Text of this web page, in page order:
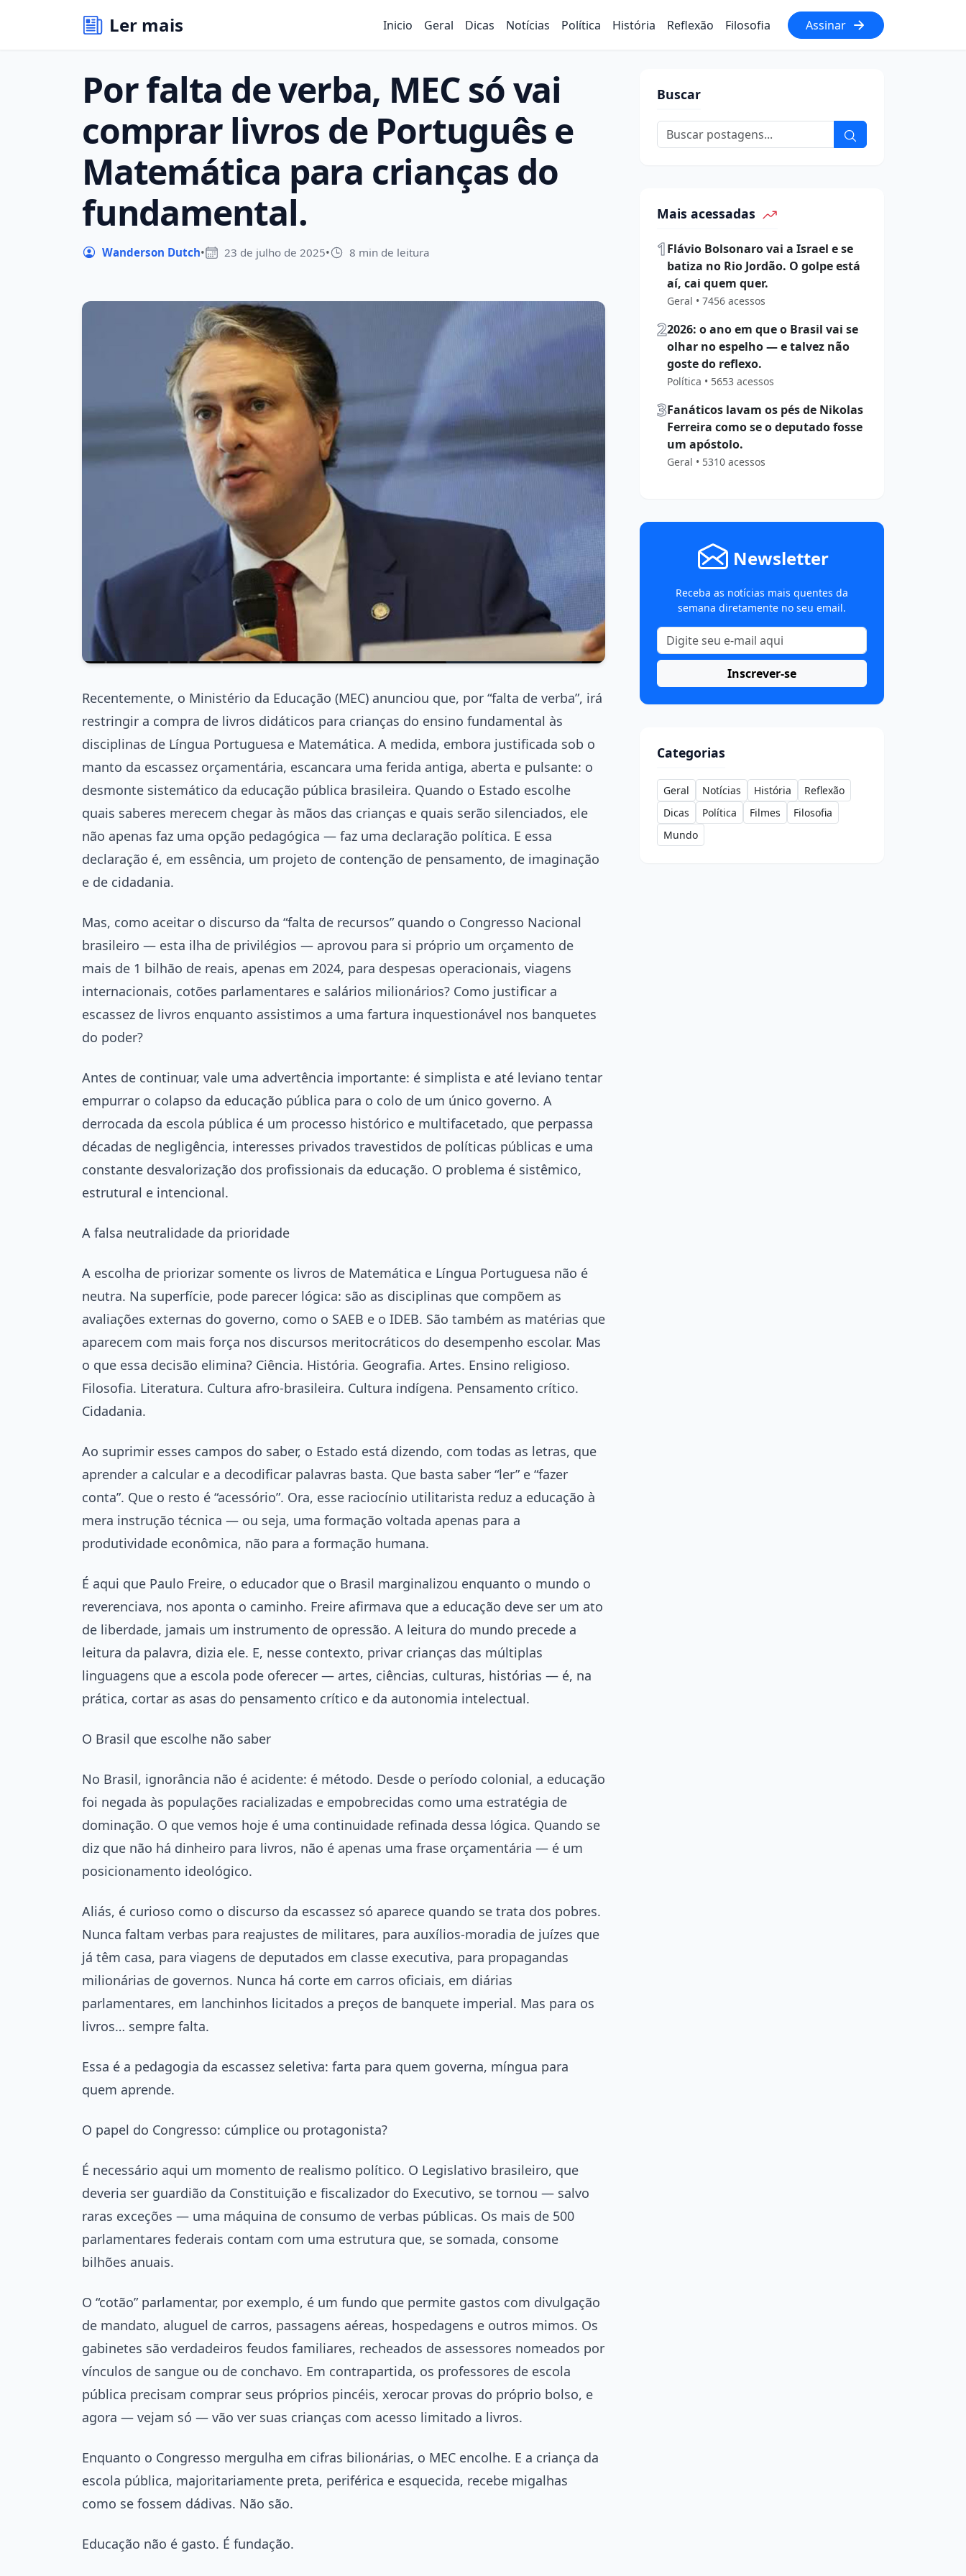
Ler mais Inicio Geral Dicas Notícias Política História Reflexão Filosofia Assinar
Por falta de verba, MEC só vai
comprar livros de Português e
Matemática para crianças do
fundamental.
Wanderson Dutch• 23 de julho de 2025• 8 min de leitura
Recentemente, o Ministério da Educação (MEC) anunciou que, por “falta de verba”, irá
restringir a compra de livros didáticos para crianças do ensino fundamental às
disciplinas de Língua Portuguesa e Matemática. A medida, embora justificada sob o
manto da escassez orçamentária, escancara uma ferida antiga, aberta e pulsante: o
desmonte sistemático da educação pública brasileira. Quando o Estado escolhe
quais saberes merecem chegar às mãos das crianças e quais serão silenciados, ele
não apenas faz uma opção pedagógica — faz uma declaração política. E essa
declaração é, em essência, um projeto de contenção de pensamento, de imaginação
e de cidadania.
Mas, como aceitar o discurso da “falta de recursos” quando o Congresso Nacional
brasileiro — esta ilha de privilégios — aprovou para si próprio um orçamento de
mais de 1 bilhão de reais, apenas em 2024, para despesas operacionais, viagens
internacionais, cotões parlamentares e salários milionários? Como justificar a
escassez de livros enquanto assistimos a uma fartura inquestionável nos banquetes
do poder?
Antes de continuar, vale uma advertência importante: é simplista e até leviano tentar
empurrar o colapso da educação pública para o colo de um único governo. A
derrocada da escola pública é um processo histórico e multifacetado, que perpassa
décadas de negligência, interesses privados travestidos de políticas públicas e uma
constante desvalorização dos profissionais da educação. O problema é sistêmico,
estrutural e intencional.
A falsa neutralidade da prioridade
A escolha de priorizar somente os livros de Matemática e Língua Portuguesa não é
neutra. Na superfície, pode parecer lógica: são as disciplinas que compõem as
avaliações externas do governo, como o SAEB e o IDEB. São também as matérias que
aparecem com mais força nos discursos meritocráticos do desempenho escolar. Mas
o que essa decisão elimina? Ciência. História. Geografia. Artes. Ensino religioso.
Filosofia. Literatura. Cultura afro-brasileira. Cultura indígena. Pensamento crítico.
Cidadania.
Ao suprimir esses campos do saber, o Estado está dizendo, com todas as letras, que
aprender a calcular e a decodificar palavras basta. Que basta saber “ler” e “fazer
conta”. Que o resto é “acessório”. Ora, esse raciocínio utilitarista reduz a educação à
mera instrução técnica — ou seja, uma formação voltada apenas para a
produtividade econômica, não para a formação humana.
É aqui que Paulo Freire, o educador que o Brasil marginalizou enquanto o mundo o
reverenciava, nos aponta o caminho. Freire afirmava que a educação deve ser um ato
de liberdade, jamais um instrumento de opressão. A leitura do mundo precede a
leitura da palavra, dizia ele. E, nesse contexto, privar crianças das múltiplas
linguagens que a escola pode oferecer — artes, ciências, culturas, histórias — é, na
prática, cortar as asas do pensamento crítico e da autonomia intelectual.
O Brasil que escolhe não saber
No Brasil, ignorância não é acidente: é método. Desde o período colonial, a educação
foi negada às populações racializadas e empobrecidas como uma estratégia de
dominação. O que vemos hoje é uma continuidade refinada dessa lógica. Quando se
diz que não há dinheiro para livros, não é apenas uma frase orçamentária — é um
posicionamento ideológico.
Aliás, é curioso como o discurso da escassez só aparece quando se trata dos pobres.
Nunca faltam verbas para reajustes de militares, para auxílios-moradia de juízes que
já têm casa, para viagens de deputados em classe executiva, para propagandas
milionárias de governos. Nunca há corte em carros oficiais, em diárias
parlamentares, em lanchinhos licitados a preços de banquete imperial. Mas para os
livros… sempre falta.
Essa é a pedagogia da escassez seletiva: farta para quem governa, míngua para
quem aprende.
O papel do Congresso: cúmplice ou protagonista?
É necessário aqui um momento de realismo político. O Legislativo brasileiro, que
deveria ser guardião da Constituição e fiscalizador do Executivo, se tornou — salvo
raras exceções — uma máquina de consumo de verbas públicas. Os mais de 500
parlamentares federais contam com uma estrutura que, se somada, consome
bilhões anuais.
O “cotão” parlamentar, por exemplo, é um fundo que permite gastos com divulgação
de mandato, aluguel de carros, passagens aéreas, hospedagens e outros mimos. Os
gabinetes são verdadeiros feudos familiares, recheados de assessores nomeados por
vínculos de sangue ou de conchavo. Em contrapartida, os professores de escola
pública precisam comprar seus próprios pincéis, xerocar provas do próprio bolso, e
agora — vejam só — vão ver suas crianças com acesso limitado a livros.
Enquanto o Congresso mergulha em cifras bilionárias, o MEC encolhe. E a criança da
escola pública, majoritariamente preta, periférica e esquecida, recebe migalhas
como se fossem dádivas. Não são.
Educação não é gasto. É fundação.
Buscar
Mais acessadas
1Flávio Bolsonaro vai a Israel e se
batiza no Rio Jordão. O golpe está
aí, cai quem quer.
Geral • 7456 acessos
22026: o ano em que o Brasil vai se
olhar no espelho — e talvez não
goste do reflexo.
Política • 5653 acessos
3Fanáticos lavam os pés de Nikolas
Ferreira como se o deputado fosse
um apóstolo.
Geral • 5310 acessos
Newsletter
Receba as notícias mais quentes da
semana diretamente no seu email.
Inscrever-se
Categorias
Geral Notícias História
Reflexão
Dicas
Política Filmes
Filosofia
Mundo